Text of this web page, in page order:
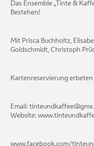
Das Ensemble „Tinte &
Bestehen!
Mit Prisca Buchholtz,
Goldschmidt, Christoph
Kartenreservierung erbeten
Email:
Website:
www.facebook.com/